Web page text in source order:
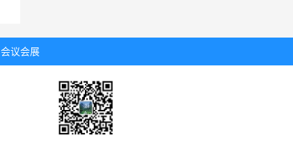
会议会展